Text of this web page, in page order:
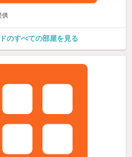
供
のすべての部屋を見る